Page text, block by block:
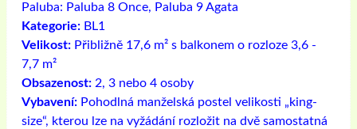
Paluba: Paluba 8 Once, Paluba 9 Agata
Kategorie: BL1
Velikost: Přibližně 17,6 m² s balkonem o rozloze 3,6 -
7,7 m²
Obsazenost: 2, 3 nebo 4 osoby
Vybavení: Pohodlná manželská postel velikosti „king-
size“, kterou lze na vyžádání rozložit na dvě samostatná